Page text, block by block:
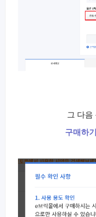
그 다음
구매하기